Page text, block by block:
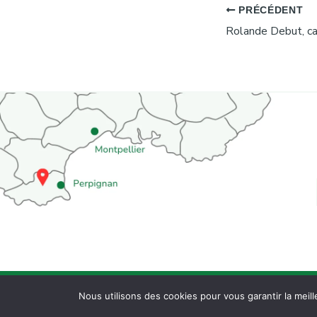
PRÉCÉDENT
Nous utilisons des cookies pour vous garantir la